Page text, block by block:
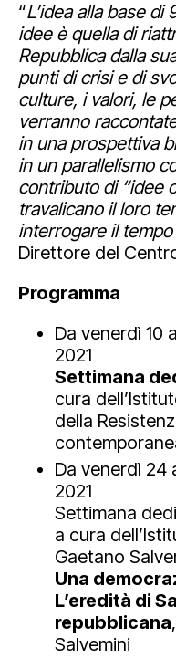
“L’idea alla base
idee è quella di
Repubblica dalla
punti di crisi e di
culture, i valori, le
verranno
in una prospettiva
in un parallelismo
contributo di “idee
travalicano il loro
interrogare il
Direttore del
Programma
Da venerdì 10
2021
Settimana
cura
della
Da venerdì 24
2021
Settimana
a cura
Gaetano
Una
L’eredità di
repubblicana
Salvemini